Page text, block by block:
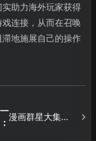
助力海外玩家获得
连接，从而在召唤
地施展自己的操作
漫画群星大集结